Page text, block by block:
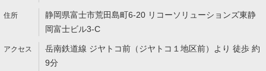
静岡県富士市荒田島町6-20 リコーソリューションズ東静
岡富士ビル3-C
岳南鉄道線 ジヤトコ前（ジヤトコ１地区前）より 徒歩 約
9分